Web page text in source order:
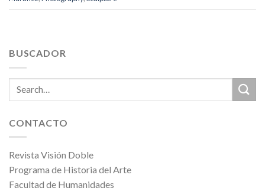
BUSCADOR
CONTACTO
Revista Visión Doble
Programa de Historia del Arte
Facultad de Humanidades